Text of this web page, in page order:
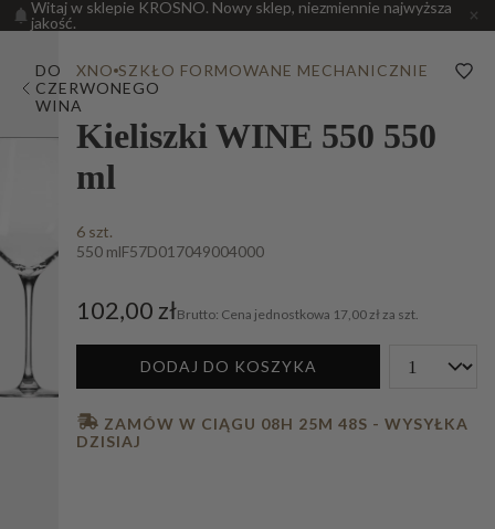
Witaj w sklepie KROSNO. Nowy sklep, niezmiennie najwyższa
jakość.
DO
CZERWONEGO
WINA
XNO SZKŁO FORMOWANE MECHANICZNIE
Kieliszki WINE 550 550
ml
6 szt.
550 mlF57D017049004000
102,00 zł Cena jednostkowa 17,00 zł za szt.
DODAJ DO KOSZYKA
ZAMÓW W CIĄGU 08H 25M 47S - WYSYŁKA
DZISIAJ